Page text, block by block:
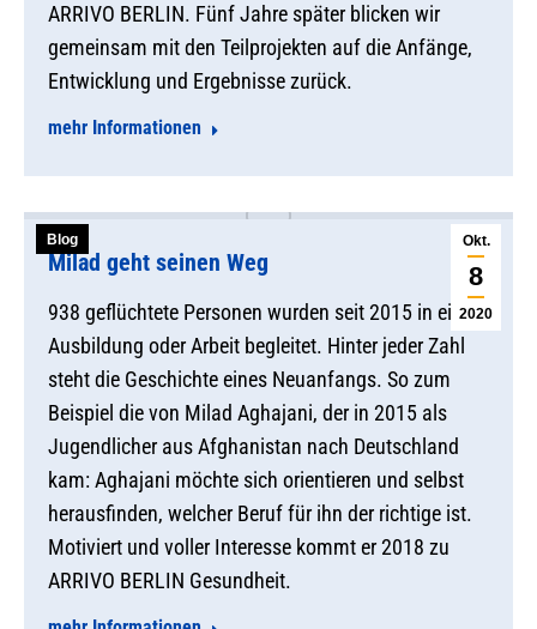
ARRIVO BERLIN. Fünf Jahre später blicken wir
gemeinsam mit den Teilprojekten auf die Anfänge,
Entwicklung und Ergebnisse zurück.
mehr Informationen
Okt.
8
2020
Blog
Milad geht seinen Weg
938 geflüchtete Personen wurden seit 2015 in eine
Ausbildung oder Arbeit begleitet. Hinter jeder Zahl
steht die Geschichte eines Neuanfangs. So zum
Beispiel die von Milad Aghajani, der in 2015 als
Jugendlicher aus Afghanistan nach Deutschland
kam: Aghajani möchte sich orientieren und selbst
herausfinden, welcher Beruf für ihn der richtige ist.
Motiviert und voller Interesse kommt er 2018 zu
ARRIVO BERLIN Gesundheit.